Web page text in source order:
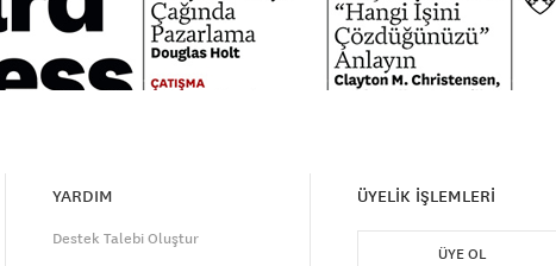
YARDIM
Destek Talebi Oluştur
ÜYELİK İŞLEMLERİ
ÜYE OL